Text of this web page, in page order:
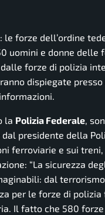
: le forze dell’ordine
uomini e donne
forze di polizia
dispiegate presso
la Polizia Federale,
dal presidente della
ferroviarie e sui
“La sicurezza
dal
per le forze di
Il fatto che 580